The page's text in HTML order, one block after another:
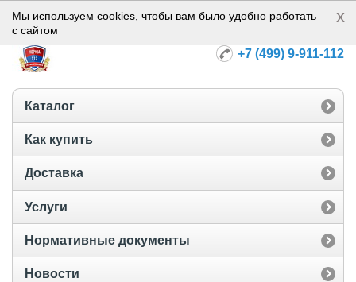
Норма-112
+7 (499) 9-911-112
Каталог
Как купить
Доставка
Услуги
Нормативные документы
Новости
Мы используем cookies, чтобы вам было удобно работать
с сайтом
x